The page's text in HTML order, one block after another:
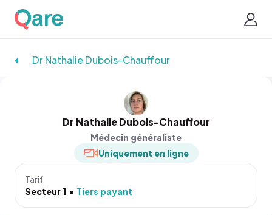
Dr Nathalie Dubois-Chauffour
Dr Nathalie Dubois-Chauffour
Médecin généraliste
Uniquement en ligne
Tarif
Secteur 1
Tiers payant